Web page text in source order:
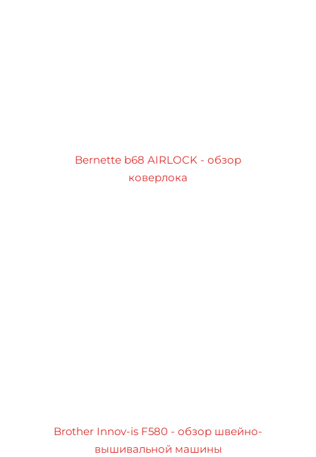
Bernette b68 AIRLOCK - обзор
коверлока
Brother Innov-is F580 - обзор швейно-
вышивальной машины